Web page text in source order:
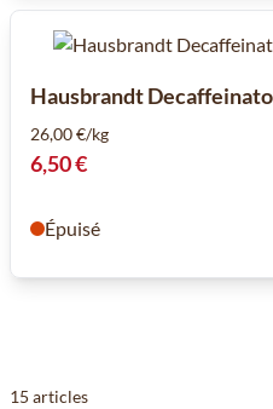
Hausbrandt
26,00 €/kg
6,50 €
Épuisé
15 articles